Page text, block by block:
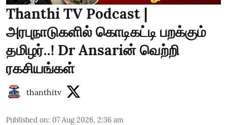
Thanthi TV Podcast |
அரபுநாடுகளில் கொடிகட்டி பறக்கும்
தமிழர்..! Dr Ansariன் வெற்றி
ரகசியங்கள்
thanthitv
Published on: 07 Aug 2026, 2:36 am